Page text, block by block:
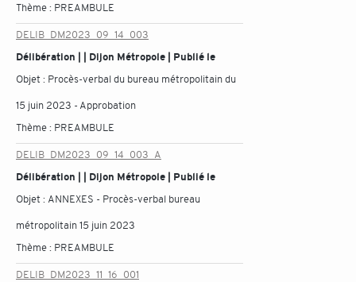
Thème : PREAMBULE
DELIB_DM2023_09_14_003
Délibération | | Dijon Métropole | Publié le
Objet : Procès-verbal du bureau métropolitain du
15 juin 2023 - Approbation
Thème : PREAMBULE
DELIB_DM2023_09_14_003_A
Délibération | | Dijon Métropole | Publié le
Objet : ANNEXES - Procès-verbal bureau
métropolitain 15 juin 2023
Thème : PREAMBULE
DELIB_DM2023_11_16_001